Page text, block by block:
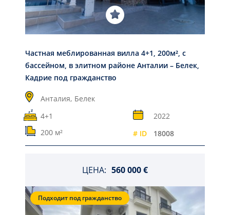
Частная меблированная вилла 4+1, 200м², с
бассейном, в элитном районе Анталии – Белек,
Кадрие под гражданство
Анталия, Белек
4+1
2022
200 м²
# ID 18008
ЦЕНА: 560 000 €
Подходит под гражданство